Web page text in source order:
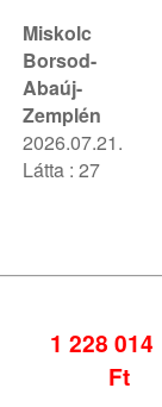
Miskolc
Borsod-
Abaúj-
Zemplén
2026.07.21.
Látta : 27
1 228 014
Ft